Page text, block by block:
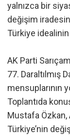
yalnızca bir
değişim
Türkiye
AK Parti
77. Daraltılmış
mensuplarının
Toplantıda
Mustafa Özkan,
Türkiye’nin